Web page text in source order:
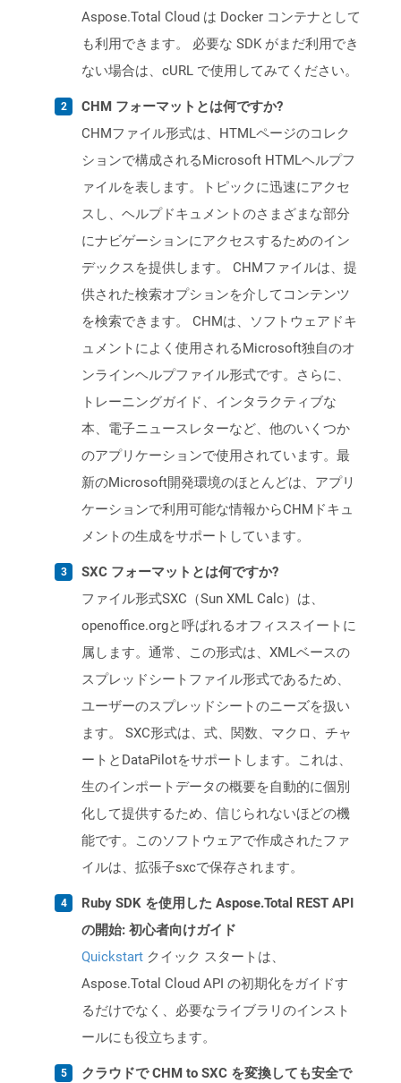
Aspose.Total Cloud は Docker コンテナとして
も利用できます。 必要な SDK がまだ利用でき
ない場合は、cURL で使用してみてください。
CHM フォーマットとは何ですか?
CHMファイル形式は、HTMLページのコレク
ションで構成されるMicrosoft HTMLヘルプフ
ァイルを表します。トピックに迅速にアクセ
スし、ヘルプドキュメントのさまざまな部分
にナビゲーションにアクセスするためのイン
デックスを提供します。 CHMファイルは、提
供された検索オプションを介してコンテンツ
を検索できます。 CHMは、ソフトウェアドキ
ュメントによく使用されるMicrosoft独自のオ
ンラインヘルプファイル形式です。さらに、
トレーニングガイド、インタラクティブな
本、電子ニュースレターなど、他のいくつか
のアプリケーションで使用されています。最
新のMicrosoft開発環境のほとんどは、アプリ
ケーションで利用可能な情報からCHMドキュ
メントの生成をサポートしています。
SXC フォーマットとは何ですか?
ファイル形式SXC（Sun XML Calc）は、
openoffice.orgと呼ばれるオフィススイートに
属します。通常、この形式は、XMLベースの
スプレッドシートファイル形式であるため、
ユーザーのスプレッドシートのニーズを扱い
ます。 SXC形式は、式、関数、マクロ、チャ
ートとDataPilotをサポートします。これは、
生のインポートデータの概要を自動的に個別
化して提供するため、信じられないほどの機
能です。このソフトウェアで作成されたファ
イルは、拡張子sxcで保存されます。
Ruby SDK を使用した Aspose.Total REST API
の開始: 初心者向けガイド
Quickstart クイック スタートは、
Aspose.Total Cloud API の初期化をガイドす
るだけでなく、必要なライブラリのインスト
ールにも役立ちます。
クラウドで CHM to SXC を変換しても安全で